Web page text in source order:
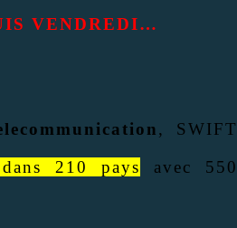
VENDREDI…
, SWIFT
210 pays
avec 550